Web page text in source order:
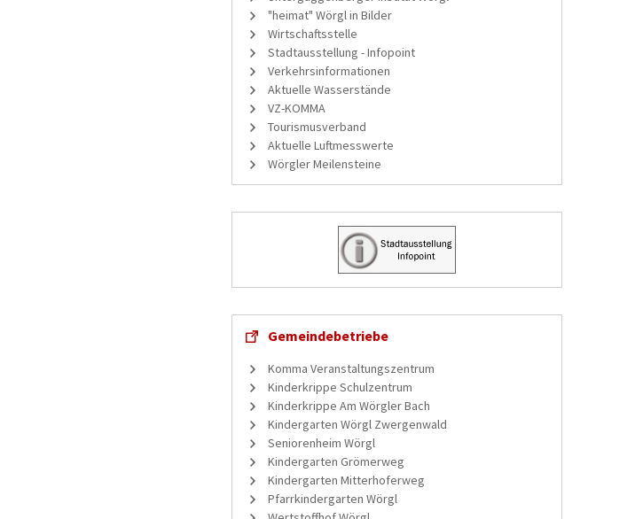
"heimat" Wörgl in Bilder
Wirtschaftsstelle
Stadtausstellung - Infopoint
Verkehrsinformationen
Aktuelle Wasserstände
VZ-KOMMA
Tourismusverband
Aktuelle Luftmesswerte
Wörgler Meilensteine
Gemeindebetriebe
Komma Veranstaltungszentrum
Kinderkrippe Schulzentrum
Kinderkrippe Am Wörgler Bach
Kindergarten Wörgl Zwergenwald
Seniorenheim Wörgl
Kindergarten Grömerweg
Kindergarten Mitterhoferweg
Pfarrkindergarten Wörgl